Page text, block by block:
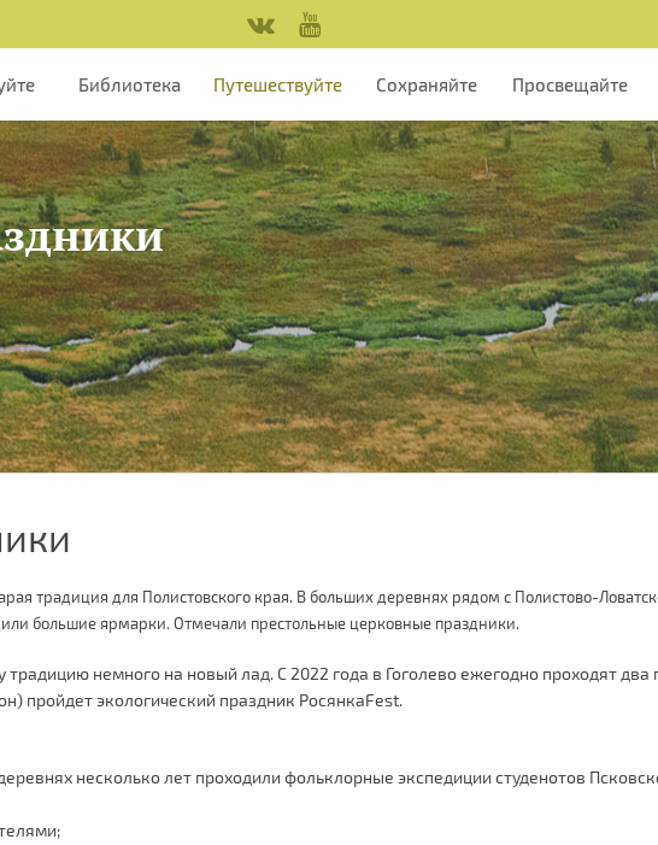
Библиотека Путешествуйте Сохраняйте Просвещайте
традиция для Полистовского края. В больших деревнях рядом с Полистово-
большие ярмарки. Отмечали престольные церковные праздники.
немного на новый лад. С 2022 года в Гоголево ежегодно проходят два
пройдет экологический праздник РосянкаFest.
несколько лет проходили фольклорные экспедиции студенотов